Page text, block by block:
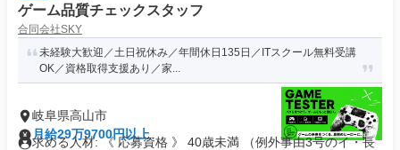
ゲーム品質チェックスタッフ
合同会社SKY
未経験大歓迎／土日祝休み／年間休日135日／ITスクール無料受講
OK／資格取得支援あり／家...
岐阜県高山市
月給29万9700円以上
求める人材: 《 応募資格 》 40歳未満 （例外事由3号のイ・長